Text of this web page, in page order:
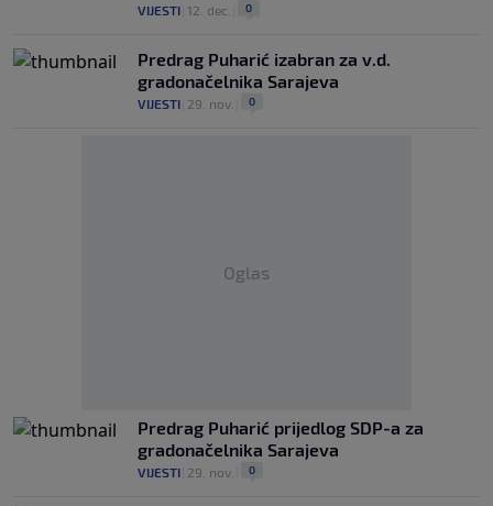
VIJESTI 12. dec. 0
Predrag Puharić izabran za v.d.
gradonačelnika Sarajeva
VIJESTI 29. nov. 0
Oglas
Predrag Puharić prijedlog SDP-a za
gradonačelnika Sarajeva
VIJESTI 29. nov. 0